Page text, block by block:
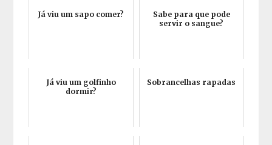
Já viu um sapo comer?
Sabe para que pode
servir o sangue?
Já viu um golfinho
dormir?
Sobrancelhas rapadas